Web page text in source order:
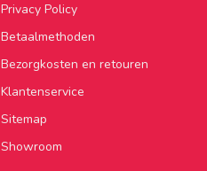
Privacy Policy
Betaalmethoden
Bezorgkosten en retouren
Klantenservice
Sitemap
Showroom